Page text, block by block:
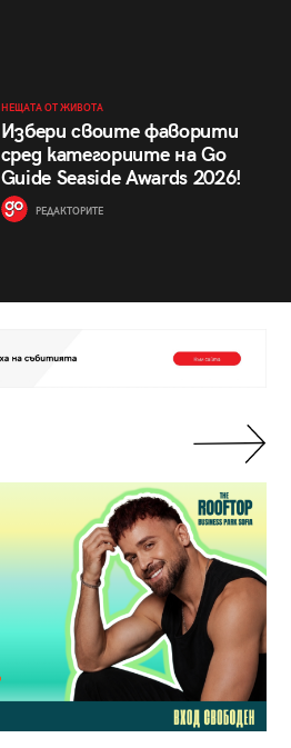
НЕЩАТА ОТ ЖИВОТА
Избери своите фаворити
сред категориите на Go
Guide Seaside Awards 2026!
РЕДАКТОРИТЕ